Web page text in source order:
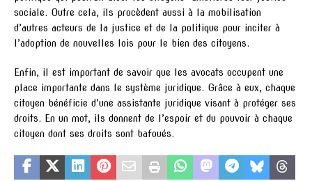
sociale. Outre cela, ils procèdent aussi à la mobilisation
d’autres acteurs de la justice et de la politique pour inciter à
l’adoption de nouvelles lois pour le bien des citoyens.
Enfin, il est important de savoir que les avocats occupent une
place importante dans le système juridique. Grâce à eux, chaque
citoyen bénéficie d’une assistante juridique visant à protéger ses
droits. En un mot, ils donnent de l’espoir et du pouvoir à chaque
citoyen dont ses droits sont bafoués.